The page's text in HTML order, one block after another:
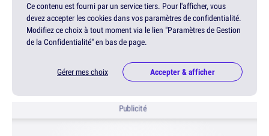
Ce contenu est fourni par un service tiers. Pour l'afficher, vous
devez accepter les cookies dans vos paramètres de confidentialité.
Modifiez ce choix à tout moment via le lien "Paramètres de Gestion
de la Confidentialité" en bas de page.
Gérer mes choix Accepter & afficher
Publicité